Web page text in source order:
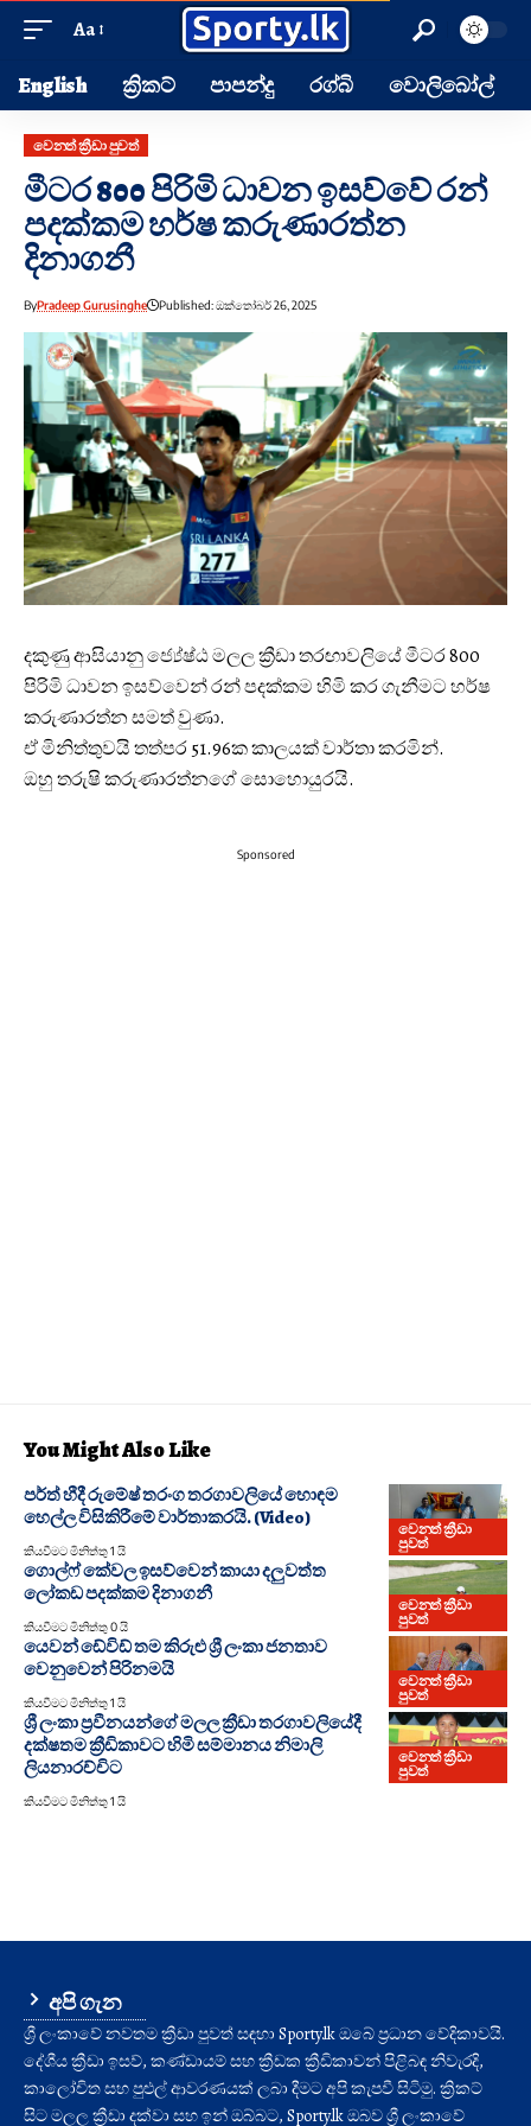
Aa
English ක්‍රිකට් පාපන්දු රග්බි වොලිබෝල්
වෙනත් ක්‍රීඩා පුවත්
මීටර 800 පිරිමි ධාවන ඉසව්වේ රන්
පදක්කම හර්ෂ කරුණාරත්න
දිනාගනී
ByPradeep Gurusinghe Published: ඔක්තෝබර් 26, 2025
දකුණු ආසියානු ජ්‍යේෂ්ඨ මලල ක්‍රීඩා තරඟාවලියේ මීටර 800
පිරිමි ධාවන ඉසව්වෙන් රන් පදක්කම හිමි කර ගැනීමට හර්ෂ
කරුණාරත්න සමත් වුණා.
ඒ මිනිත්තුවයි තත්පර 51.96ක කාලයක් වාර්තා කරමින්.
ඔහු තරුෂි කරුණාරත්නගේ සොහොයුරයි.
Sponsored
You Might Also Like
වෙනත් ක්‍රීඩා
පුවත්
පර්ත් හීදී රුමේෂ් තරංග තරගාවලියේ හොඳම
හෙල්ල විසිකිරීමේ වාර්තාකරයි. (Video)
කියවීමට මිනිත්තු 1 යි
වෙනත් ක්‍රීඩා
පුවත්
ගොල්ෆ් කේවල ඉසව්වෙන් කායා දලුවත්ත
ලෝකඩ පදක්කම දිනාගනී
කියවීමට මිනිත්තු 0 යි
වෙනත් ක්‍රීඩා
පුවත්
යෙවන් ඩේවිඩ් තම කිරුළු ශ්‍රී ලංකා ජනතාව
වෙනුවෙන් පිරිනමයි
කියවීමට මිනිත්තු 1 යි
වෙනත් ක්‍රීඩා
පුවත්
ශ්‍රී ලංකා ප්‍රවීනයන්ගේ මලල ක්‍රීඩා තරගාවලියේදී
දක්ෂතම ක්‍රීඩිකාවට හිමි සම්මානය නිමාලි
ලියනාරච්චිට
කියවීමට මිනිත්තු 1 යි
අපි ගැන
ශ්‍රී ලංකාවේ නවතම ක්‍රීඩා පුවත් සඳහා Sporty.lk ඔබේ ප්‍රධාන වේදිකාවයි.
දේශීය ක්‍රීඩා ඉසව්, කණ්ඩායම් සහ ක්‍රීඩක ක්‍රීඩිකාවන් පිළිබඳ නිවැරදි,
කාලෝචිත සහ පුළුල් ආවරණයක් ලබා දීමට අපි කැපවී සිටිමු. ක්‍රිකට්
සිට මලල ක්‍රීඩා දක්වා සහ ඉන් ඔබ්බට, Sporty.lk ඔබව ශ්‍රී ලංකාවේ